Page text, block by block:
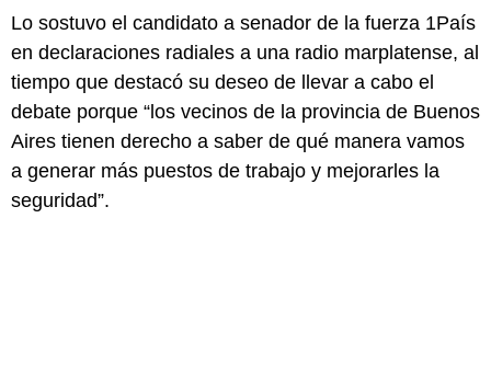
Lo sostuvo el candidato a senador de la fuerza 1País
en declaraciones radiales a una radio marplatense, al
tiempo que destacó su deseo de llevar a cabo el
debate porque “los vecinos de la provincia de Buenos
Aires tienen derecho a saber de qué manera vamos
a generar más puestos de trabajo y mejorarles la
seguridad”.